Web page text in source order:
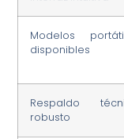
Modelos
disponibles
Respaldo
robusto